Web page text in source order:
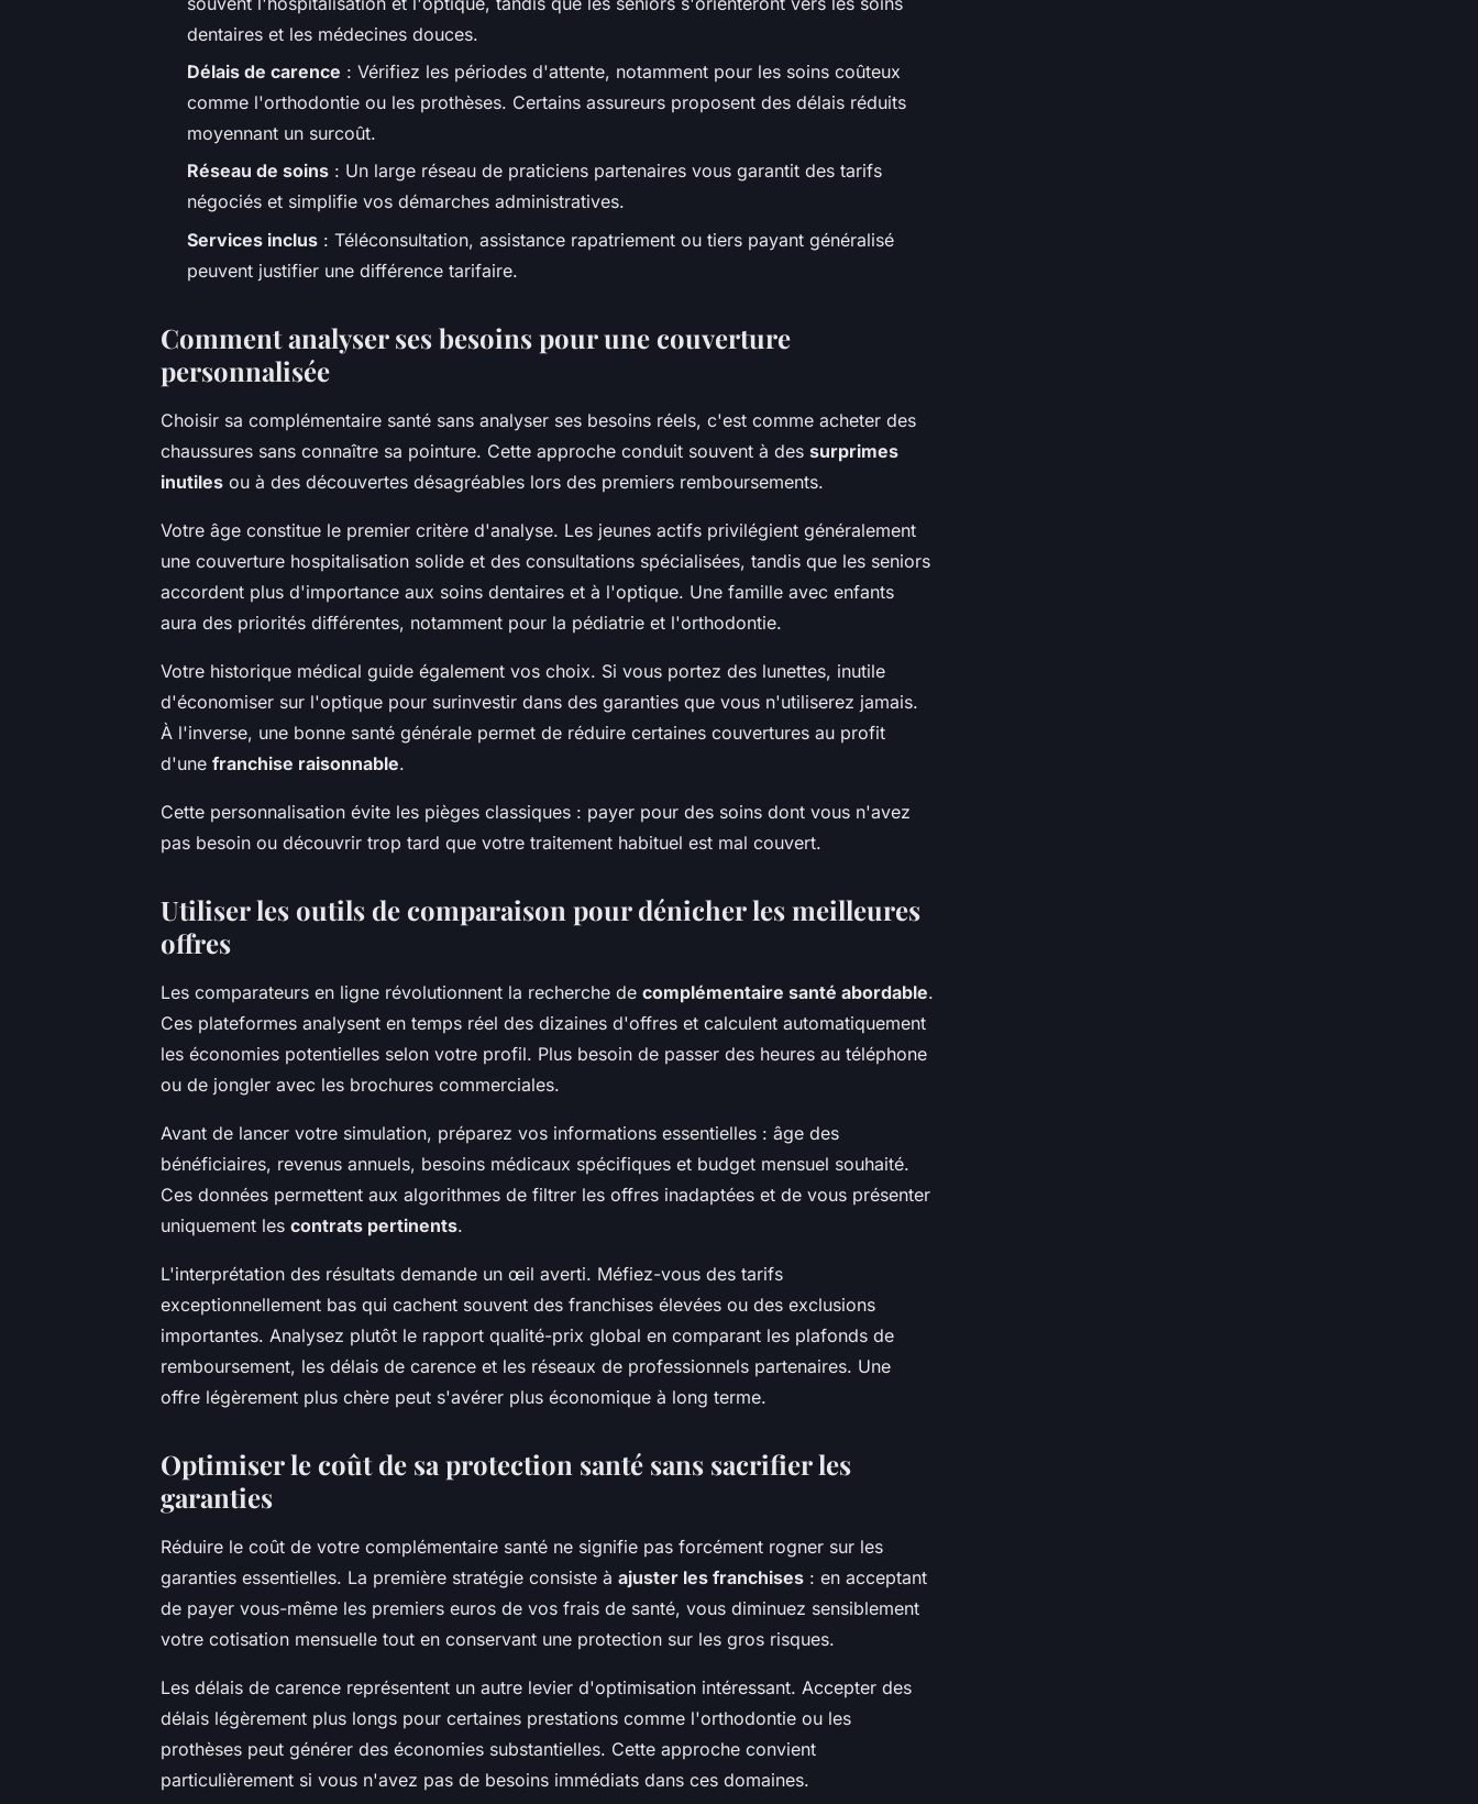
dentaires et les médecines douces.
Délais de carence : Vérifiez les périodes d'attente, notamment pour les soins coûteux
comme l'orthodontie ou les prothèses. Certains assureurs proposent des délais réduits
moyennant un surcoût.
Réseau de soins : Un large réseau de praticiens partenaires vous garantit des tarifs
négociés et simplifie vos démarches administratives.
Services inclus : Téléconsultation, assistance rapatriement ou tiers payant généralisé
peuvent justifier une différence tarifaire.
Comment analyser ses besoins pour une couverture
personnalisée
Choisir sa complémentaire santé sans analyser ses besoins réels, c'est comme acheter des
chaussures sans connaître sa pointure. Cette approche conduit souvent à des surprimes
inutiles ou à des découvertes désagréables lors des premiers remboursements.
Votre âge constitue le premier critère d'analyse. Les jeunes actifs privilégient généralement
une couverture hospitalisation solide et des consultations spécialisées, tandis que les seniors
accordent plus d'importance aux soins dentaires et à l'optique. Une famille avec enfants
aura des priorités différentes, notamment pour la pédiatrie et l'orthodontie.
Votre historique médical guide également vos choix. Si vous portez des lunettes, inutile
d'économiser sur l'optique pour surinvestir dans des garanties que vous n'utiliserez jamais.
À l'inverse, une bonne santé générale permet de réduire certaines couvertures au profit
d'une franchise raisonnable.
Cette personnalisation évite les pièges classiques : payer pour des soins dont vous n'avez
pas besoin ou découvrir trop tard que votre traitement habituel est mal couvert.
Utiliser les outils de comparaison pour dénicher les meilleures
offres
Les comparateurs en ligne révolutionnent la recherche de complémentaire santé abordable.
Ces plateformes analysent en temps réel des dizaines d'offres et calculent automatiquement
les économies potentielles selon votre profil. Plus besoin de passer des heures au téléphone
ou de jongler avec les brochures commerciales.
Avant de lancer votre simulation, préparez vos informations essentielles : âge des
bénéficiaires, revenus annuels, besoins médicaux spécifiques et budget mensuel souhaité.
Ces données permettent aux algorithmes de filtrer les offres inadaptées et de vous présenter
uniquement les contrats pertinents.
L'interprétation des résultats demande un œil averti. Méfiez-vous des tarifs
exceptionnellement bas qui cachent souvent des franchises élevées ou des exclusions
importantes. Analysez plutôt le rapport qualité-prix global en comparant les plafonds de
remboursement, les délais de carence et les réseaux de professionnels partenaires. Une
offre légèrement plus chère peut s'avérer plus économique à long terme.
Optimiser le coût de sa protection santé sans sacrifier les
garanties
Réduire le coût de votre complémentaire santé ne signifie pas forcément rogner sur les
garanties essentielles. La première stratégie consiste à ajuster les franchises : en acceptant
de payer vous-même les premiers euros de vos frais de santé, vous diminuez sensiblement
votre cotisation mensuelle tout en conservant une protection sur les gros risques.
Les délais de carence représentent un autre levier d'optimisation intéressant. Accepter des
délais légèrement plus longs pour certaines prestations comme l'orthodontie ou les
prothèses peut générer des économies substantielles. Cette approche convient
particulièrement si vous n'avez pas de besoins immédiats dans ces domaines.